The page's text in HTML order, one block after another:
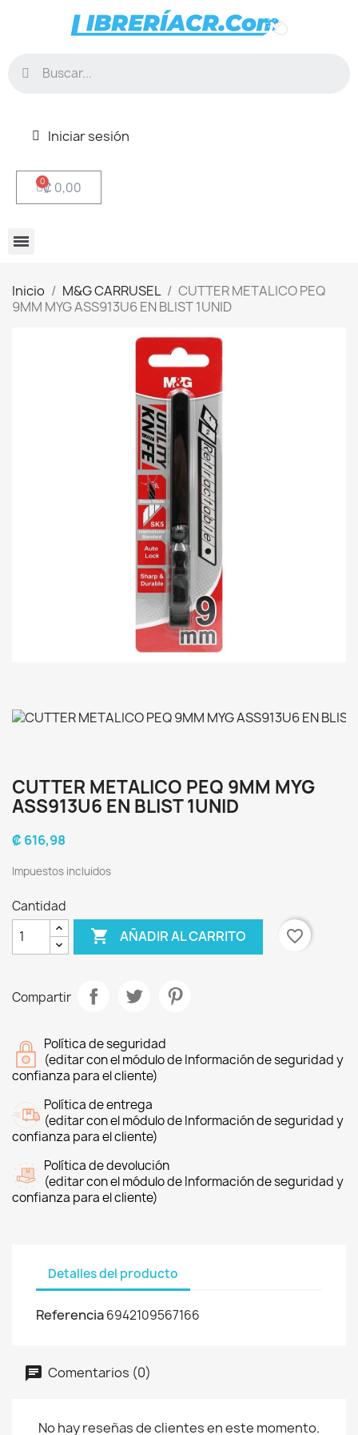
Iniciar sesión
₡ 0,00
Inicio M&G CARRUSEL
CUTTER METALICO PEQ
9MM MYG ASS913U6 EN BLIST 1UNID
CUTTER METALICO PEQ 9MM MYG
ASS913U6 EN BLIST 1UNID
₡ 616,98
Impuestos incluidos
Cantidad
 AÑADIR AL CARRITO favorite_border
Compartir
Política de seguridad
(editar con el módulo de Información de seguridad y
confianza para el cliente)
Política de entrega
(editar con el módulo de Información de seguridad y
confianza para el cliente)
Política de devolución
(editar con el módulo de Información de seguridad y
confianza para el cliente)
Detalles del producto
Referencia6942109567166
Comentarios (0)
No hay reseñas de clientes en este momento.